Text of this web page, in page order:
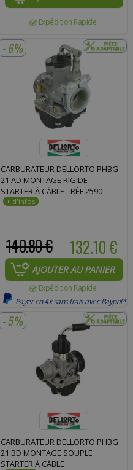
Expédition Rapide
- 6%
CARBURATEUR DELLORTO PHBG
21 AD MONTAGE RIGIDE -
STARTER À CÂBLE - RÉF 2590
132.10 €
140.80 €
AJOUTER AU PANIER
Expédition Rapide
Payer en 4x sans frais avec Paypal*
- 5%
CARBURATEUR DELLORTO PHBG
21 BD MONTAGE SOUPLE
STARTER À CÂBLE